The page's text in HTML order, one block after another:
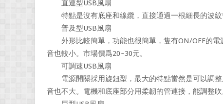
直連型USB風扇
特點是沒有底座和線纜，直接通過一根細長的波紋
普及型USB風扇
外形比較簡單，功能也很簡單，隻有ON/OFF的電
音也較小。市場價爲20~30元。
可調速USB風扇
電源開關採用旋鈕型，最大的特點當然是可以調整
音也不大。電機和底座部分用柔韌的管連接，能調整吹